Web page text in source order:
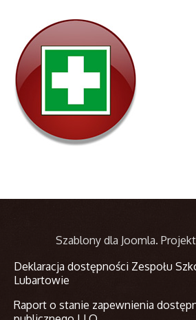
Szablony dla Joomla.
Deklaracja dostępności Zespołu
Lubartowie
Raport o stanie zapewnienia